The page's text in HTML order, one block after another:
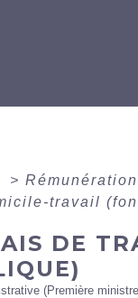
>
travail
DE
(Première